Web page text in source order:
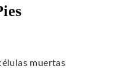
muertas